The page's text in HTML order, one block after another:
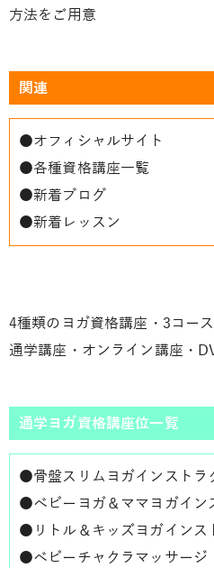
方法をご用意
関連
●オフィシャルサイト
●各種資格講座一覧
●新着ブログ
●新着レッスン
4種類のヨガ資格講座・3コー
通学講座・オンライン講座・
通学ヨガ資格講座位一覧
●骨盤スリムヨガインストラ
●ベビーヨガ＆ママヨガイン
● リトル＆キッズヨガインス
●ベビーチャクラマッサージ